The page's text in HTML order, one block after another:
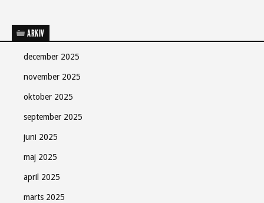
ARKIV
december 2025
november 2025
oktober 2025
september 2025
juni 2025
maj 2025
april 2025
marts 2025